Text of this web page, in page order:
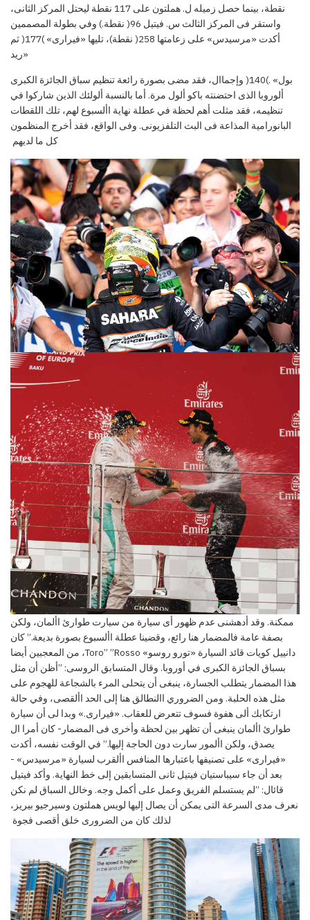
نقطة، بينما حصل زميله ل. هملتون على 117 نقطة ليحتل المركز الثانى،
واستقر فى المركز الثالث س. فيتيل 96( نقطة.) وفي بطولة المصممين
أكدت «مرسيدس» على زعامتها 258( نقطة)، تليها «فيرارى» )177( ثم
«ريد
بول»
.)140( وإجماال، فقد مضى بصورة رائعة تنظيم سباق الجائزة الكبرى
ألوروبا الذى احتضنته باكو ألول مرة. أما بالنسبة ألولئك الذين شاركوا في
تنظيمه، فقد مثلت أهم لحظة في عطلة نهاية األسبوع لهم، تلك اللقطات
البانورامية المذاعة فى البث التلفزيونى. وفى الواقع، فقد أخرج المنظمون
كل ما لديهم
ممكنة. وقد أدهشنى عدم ظهور أى سيارة من سيارت طوارئ األمان، ولكن
بصفة عامة فالمضمار هنا رائع، وقضينا عطلة األسبوع بصورة بديعة.”كان
دانييل كويات قائد السيارة «تورو روسو» Toro””Rosso، من المعجبين أيضا
بسباق الجائزة الكبرى في أوروبا. وقال المتسابق الروسى: ”أظن أن مثل
هذا المضمار يتطلب الجسارة، ينبغى أن يتحلى المرء بالشجاعة للهجوم على
مثل هذه الحلبة. ومن الضروري االنطالق هنا إلى الحد األقصى، وفي حالة
ارتكابك ألى هفوة فسوف تتعرض للعقاب. «فيرارى.» وبدا لى أن سيارة
طوارئ األمان ينبغى أن تظهر بين لحظة وأخرى فى المضمار- كان أمرا ال
يصدق، ولكن األمور سارت دون الحاجة إليها.” في الوقت نفسه، أكدت
«فيرارى» على تصنيفها باعتبارها المنافس األقرب لسيارة «مرسيدس» -
بعد أن جاء سيباستيان فيتيل ثانى المتسابقين إلى خط النهاية. وأكد فيتيل
قائال: ”لم يستسلم الفريق وعمل على أكمل وجه. وخالل السباق لم نكن
نعرف مدى السرعة التى يمكن أن يصال إليها لويس هملتون وسيرجيو بيريز،
لذلك كان من الضرورى خلق أقصى فجوة